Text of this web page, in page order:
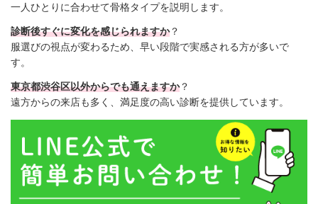
一人ひとりに合わせて骨格タイプを説明します。
診断後すぐに変化を感じられますか？
服選びの視点が変わるため、早い段階で実感される方が多いで
す。
東京都渋谷区以外からでも通えますか？
遠方からの来店も多く、満足度の高い診断を提供しています。